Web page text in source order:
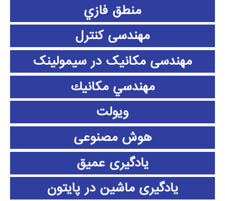
منطق فازي
مهندسی کنترل
مهندسی مکانیک در سیمولینک
مهندسي مكانيك
ویولت
هوش مصنوعی
یادگیری عمیق
یادگیری ماشین در پایتون